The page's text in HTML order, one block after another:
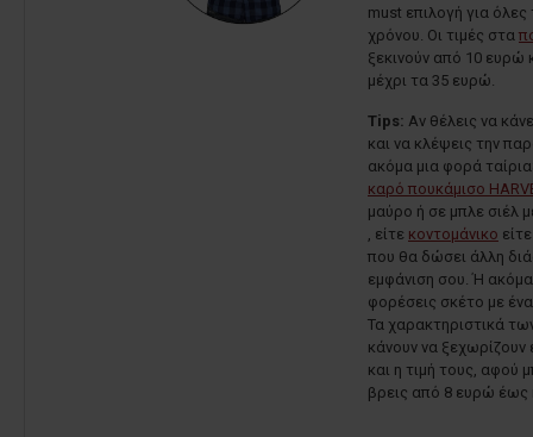
must επιλογή για όλες
χρόνου. Οι τιμές στα
ξεκινούν από 10 ευρώ
μέχρι τα 35 ευρώ.
Tips: Αν θέλεις να
και να κλέψεις την
ακόμα μια φορά
καρό πουκάμισο
μαύρο ή σε μπλε σιέλ
, είτε κοντομάνικο
που θα δώσει άλλη
εμφάνιση σου. Ή
φορέσεις σκέτο με
Τα χαρακτηριστικά
κάνουν να ξεχωρίζουν
και η τιμή τους, αφού
βρεις από 8 ευρώ έως